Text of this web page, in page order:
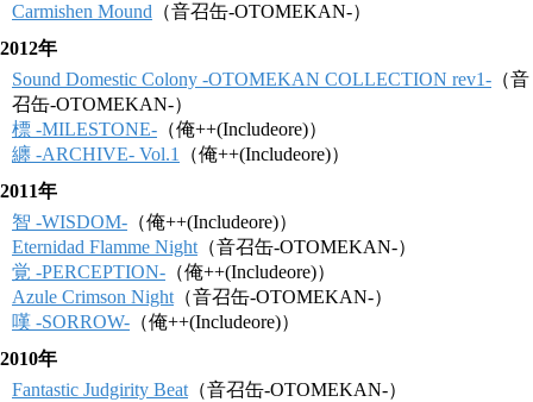
Carmishen Mound （音召缶-OTOMEKAN-）
2012年
Sound Domestic Colony -OTOMEKAN COLLECTION rev1- （音
召缶-OTOMEKAN-）
標 -MILESTONE- （俺++(Includeore)）
纏 -ARCHIVE- Vol.1
（俺++(Includeore)）
2011年
智 -WISDOM- （俺++(Includeore)）
Eternidad Flamme Night （音召缶-OTOMEKAN-）
覚 -PERCEPTION- （俺++(Includeore)）
Azule Crimson Night （音召缶-OTOMEKAN-）
嘆 -SORROW- （俺++(Includeore)）
2010年
Fantastic Judgirity Beat （音召缶-OTOMEKAN-）